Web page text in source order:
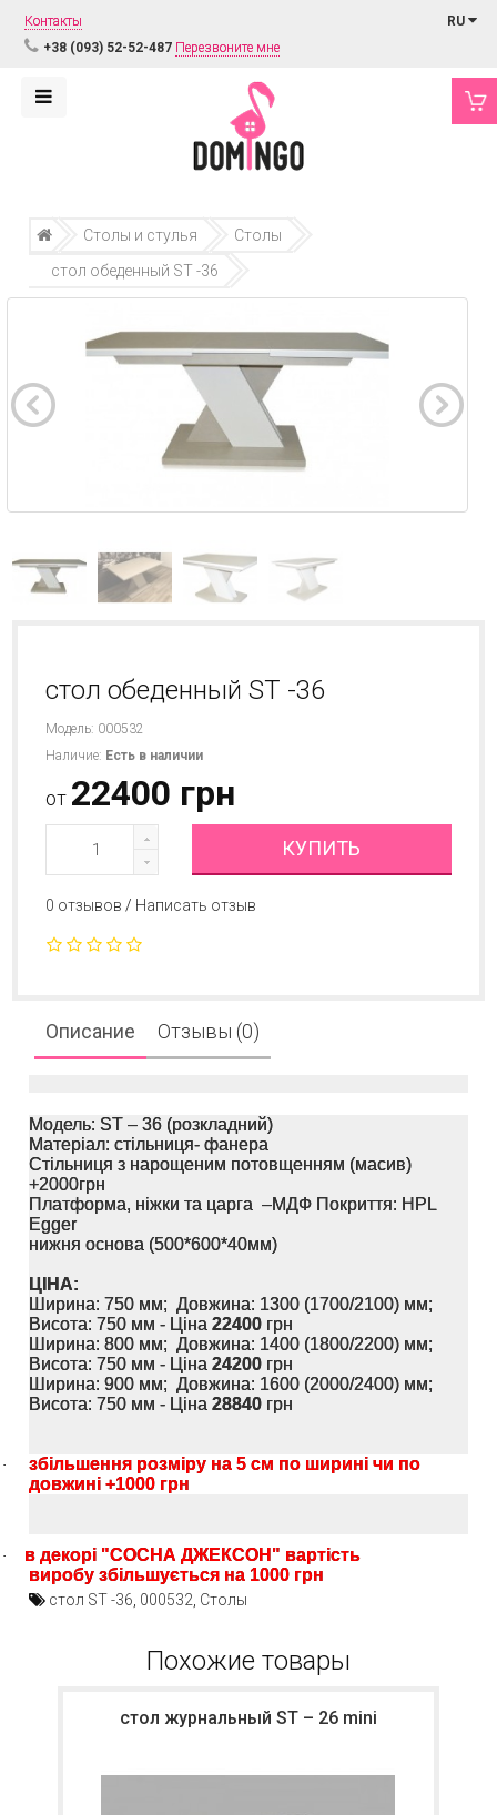
Контакты
+38 (093) 52-52-487 Перезвоните мне
RU
Столы и стулья
Столы
стол обеденный ST -36
стол обеденный ST -36
Модель: 000532
Наличие: Есть в наличии
от 22400 грн
КУПИТЬ
0 отзывов / Написать отзыв
Описание Отзывы (0)
Модель: ST – 36 (розкладний)
Матеріал: стільниця- фанера
Стільниця з нарощеним потовщенням (масив)
+2000грн
Платформа, ніжки та царга –МДФ Покриття: HPL
Egger
нижня основа (500*600*40мм)
ЦІНА:
Ширина: 750 мм; Довжина: 1300 (1700/2100) мм;
Висота: 750 мм - Ціна22400 грн
Ширина: 800 мм; Довжина: 1400 (1800/2200) мм;
Висота: 750 мм - Ціна24200 грн
Ширина: 900 мм; Довжина: 1600 (2000/2400) мм;
Висота: 750 мм - Ціна28840 грн
·
збільшення розміру на 5 см по ширині чи по
довжині +1000 грн
·
в декорі "СОСНА ДЖЕКСОН" вартість
виробу збільшується на 1000 грн
стол ST -36, 000532, Столы
Похожие товары
стол журнальный ST – 26 mini